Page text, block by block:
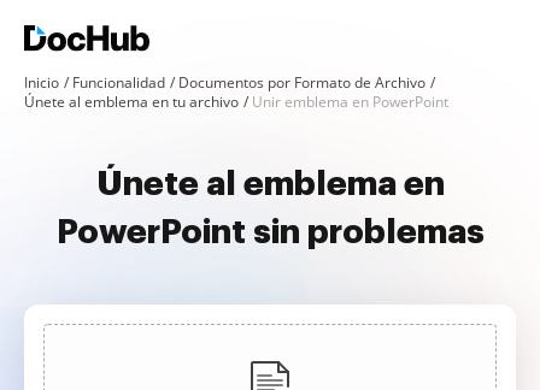
Inicio Funcionalidad
Documentos por Formato de Archivo
Únete al emblema en tu archivo
Unir emblema en PowerPoint
Únete al emblema en
PowerPoint sin problemas